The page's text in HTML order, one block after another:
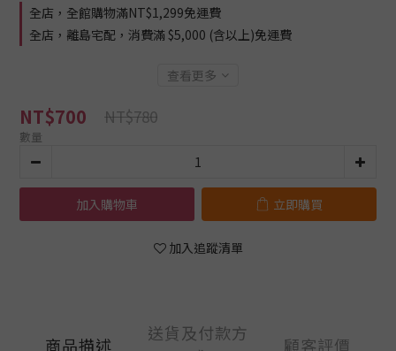
全店，全館購物滿NT$1,299免運費
全店，離島宅配，消費滿 $5,000 (含以上)免運費
查看更多
NT$700 NT$780
數量
加入購物車 立即購買
加入追蹤清單
商品描述
送貨及付款方
顧客評價